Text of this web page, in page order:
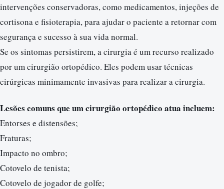
intervenções conservadoras, como medicamentos, injeções de
cortisona e fisioterapia, para ajudar o paciente a retornar com
segurança e sucesso à sua vida normal.
Se os sintomas persistirem, a cirurgia é um recurso realizado
por um cirurgião ortopédico. Eles podem usar técnicas
cirúrgicas minimamente invasivas para realizar a cirurgia.
Lesões comuns que um cirurgião ortopédico atua incluem:
Entorses e distensões;
Fraturas;
Impacto no ombro;
Cotovelo de tenista;
Cotovelo de jogador de golfe;